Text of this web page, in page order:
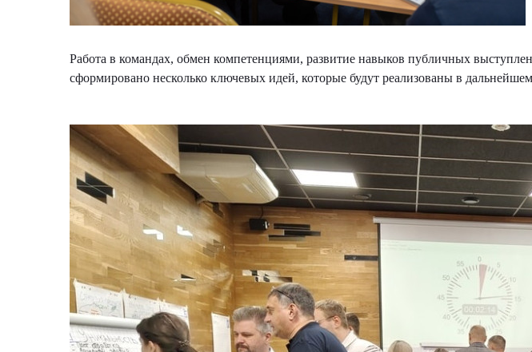
Работа в командах, обмен компетенциями, развитие навыков публичных
сформировано несколько ключевых идей, которые будут реализованы в